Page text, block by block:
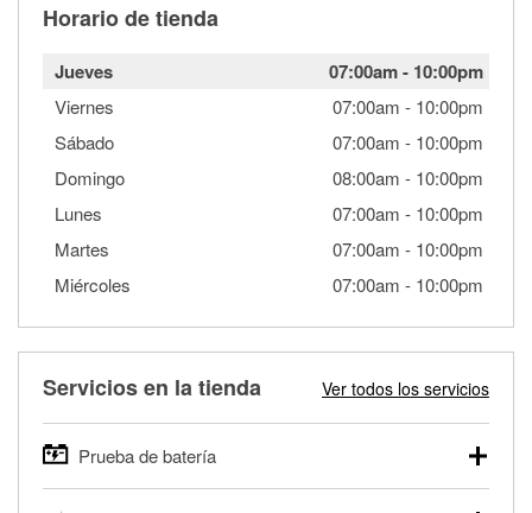
Horario de tienda
Jueves 07:00am- 10:00pm
Viernes 07:00am - 10:00pm
Sábado
07:00am - 10:00pm
Domingo
08:00am - 10:00pm
Lunes
07:00am - 10:00pm
Martes
07:00am - 10:00pm
Miércoles
07:00am - 10:00pm
Servicios en la tienda Ver todos los servicios
Prueba de batería